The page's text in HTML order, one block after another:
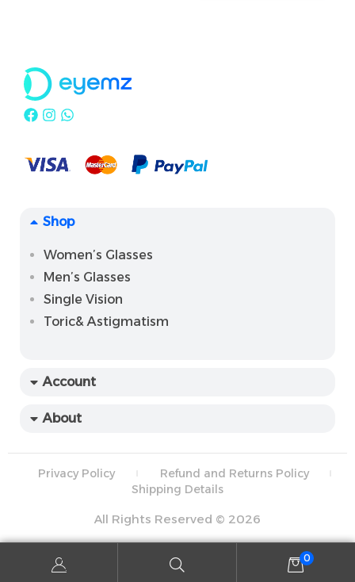
Shop
Women’s Glasses
Men’s Glasses
Single Vision
Toric& Astigmatism
Account
About
Privacy Policy
Refund and Returns Policy
Shipping Details
All Rights Reserved © 2026
0